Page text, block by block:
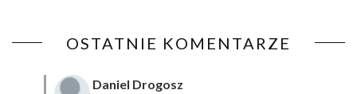
OSTATNIE KOMENTARZE
Daniel Drogosz